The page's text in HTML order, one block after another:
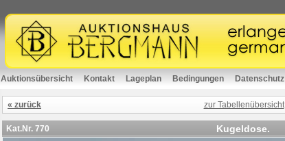
Auktionsübersicht Kontakt Lageplan Bedingungen Datenschutz
« zurück zur Tabellenübersicht
Kat.Nr. 770 Kugeldose.